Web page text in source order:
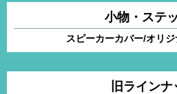
小物・ステ
スピーカーカバー/オリ
旧ライン